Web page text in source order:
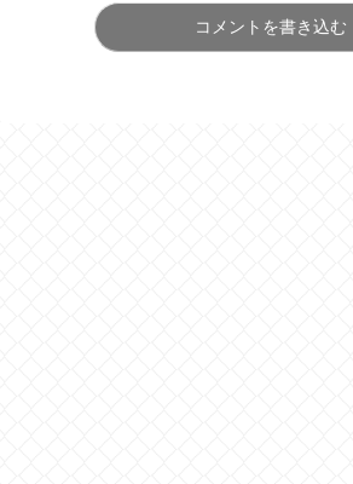
コメントを書き込む